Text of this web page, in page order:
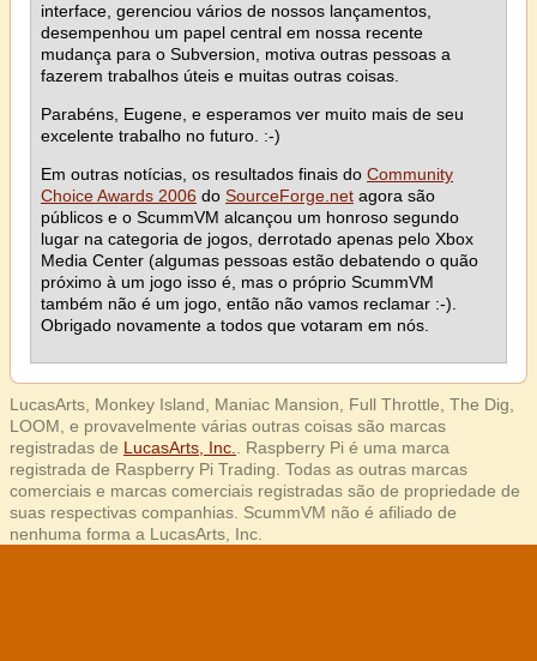
interface, gerenciou vários de nossos lançamentos,
desempenhou um papel central em nossa recente
mudança para o Subversion, motiva outras pessoas a
fazerem trabalhos úteis e muitas outras coisas.
Parabéns, Eugene, e esperamos ver muito mais de seu
excelente trabalho no futuro. :-)
Em outras notícias, os resultados finais do Community
Choice Awards 2006 do SourceForge.net agora são
públicos e o ScummVM alcançou um honroso segundo
lugar na categoria de jogos, derrotado apenas pelo Xbox
Media Center (algumas pessoas estão debatendo o quão
próximo à um jogo isso é, mas o próprio ScummVM
também não é um jogo, então não vamos reclamar :-).
Obrigado novamente a todos que votaram em nós.
LucasArts, Monkey Island, Maniac Mansion, Full Throttle, The Dig,
LOOM, e provavelmente várias outras coisas são marcas
registradas de LucasArts, Inc.
. Raspberry Pi é uma marca
registrada de Raspberry Pi Trading. Todas as outras marcas
comerciais e marcas comerciais registradas são de propriedade de
suas respectivas companhias. ScummVM não é afiliado de
nenhuma forma a LucasArts, Inc.